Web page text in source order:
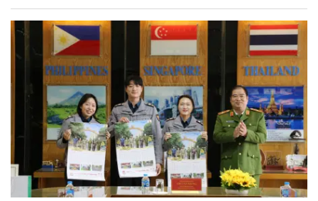
phạm và vi phạm pháp luật trong lĩnh vực khoáng sản theo
chức năng của lực lượng Cảnh sát nhân dân”. Thiếu
tướng, TS Chử Văn Dũng, Phó Giám đốc Học viện chủ trì
Hội thảo.